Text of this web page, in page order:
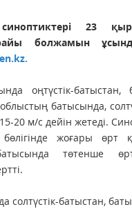
23
болжамын
оңтүстік-батыстан,
батысында,
20 м/с дейін жетеді.
жоғары өрт
төтенше
солтүстік-батыстан,